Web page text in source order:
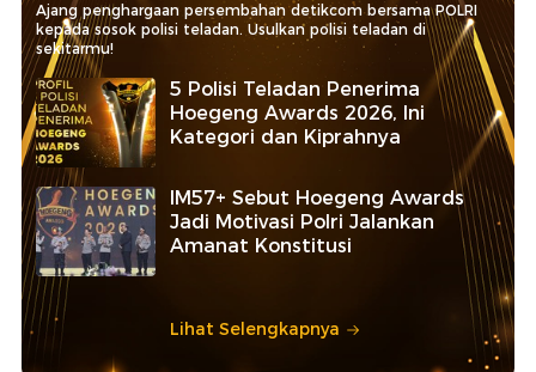
Ajang penghargaan persembahan detikcom bersama POLRI
kepada sosok polisi teladan. Usulkan polisi teladan di
sekitarmu!
5 Polisi Teladan Penerima
Hoegeng Awards 2026, Ini
Kategori dan Kiprahnya
IM57+ Sebut Hoegeng Awards
Jadi Motivasi Polri Jalankan
Amanat Konstitusi
Lihat Selengkapnya